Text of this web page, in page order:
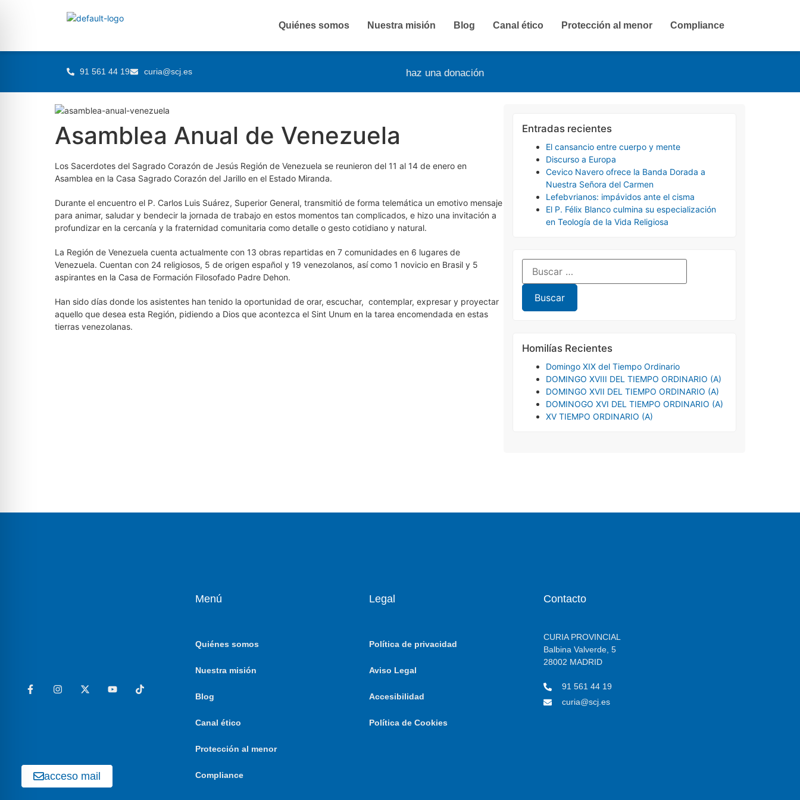
91 561 44 19 curia@scj.es haz una donación
Quiénes somos Nuestra misión Blog Canal ético Protección al menor Compliance
Asamblea Anual de Venezuela
Los Sacerdotes del Sagrado Corazón de Jesús Región de Venezuela se reunieron del 11 al 14 de enero en
Asamblea en la Casa Sagrado Corazón del Jarillo en el Estado Miranda.
Durante el encuentro el P. Carlos Luis Suárez, Superior General, transmitió de forma telemática un emotivo mensaje
para animar, saludar y bendecir la jornada de trabajo en estos momentos tan complicados, e hizo una invitación a
profundizar en la cercanía y la fraternidad comunitaria como detalle o gesto cotidiano y natural.
La Región de Venezuela cuenta actualmente con 13 obras repartidas en 7 comunidades en 6 lugares de
Venezuela. Cuentan con 24 religiosos, 5 de origen español y 19 venezolanos, así como 1 novicio en Brasil y 5
aspirantes en la Casa de Formación Filosofado Padre Dehon.
Han sido días donde los asistentes han tenido la oportunidad de orar, escuchar, contemplar, expresar y proyectar
aquello que desea esta Región, pidiendo a Dios que acontezca el Sint Unum en la tarea encomendada en estas
tierras venezolanas.
Entradas recientes
El cansancio entre cuerpo y mente
Discurso a Europa
Cevico Navero ofrece la Banda Dorada a
Nuestra Señora del Carmen
Lefebvrianos: impávidos ante el cisma
El P. Félix Blanco culmina su especialización
en Teología de la Vida Religiosa
Homilías Recientes
Domingo XIX del Tiempo Ordinario
DOMINGO XVIII DEL TIEMPO ORDINARIO (A)
DOMINGO XVII DEL TIEMPO ORDINARIO (A)
DOMINOGO XVI DEL TIEMPO ORDINARIO (A)
XV TIEMPO ORDINARIO (A)
acceso mail
Menú
Quiénes somos
Nuestra misión
Blog
Canal ético
Protección al menor
Compliance
Legal
Política de privacidad
Aviso Legal
Accesibilidad
Política de Cookies
Contacto
CURIA PROVINCIAL
Balbina Valverde, 5
28002 MADRID
91 561 44 19
curia@scj.es